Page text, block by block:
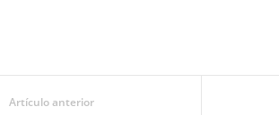
Artículo anterior